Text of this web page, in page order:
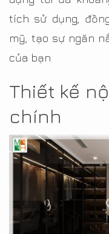
tích sử dụng,
mỹ, tạo sự ngăn
của bạn
Thiết kế
chính